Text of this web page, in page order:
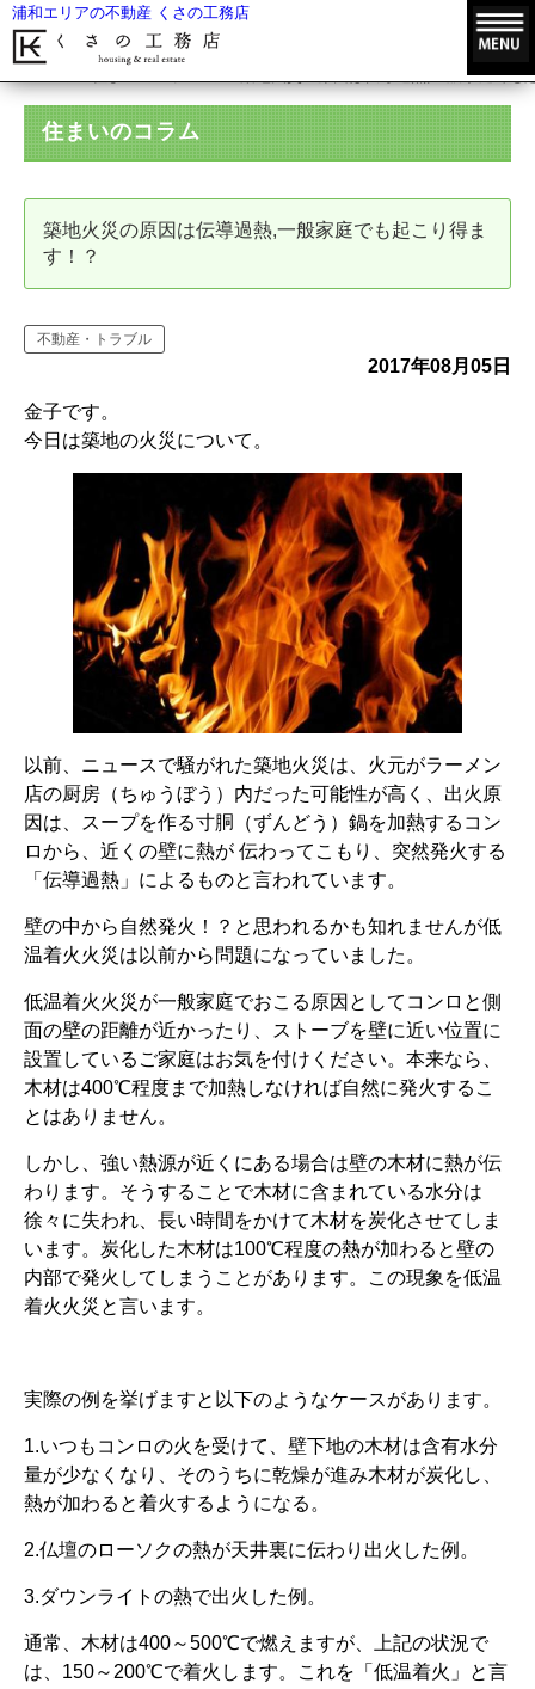
浦和エリアの不動産 くさの工務店
築地火災の原因は伝導過熱,一般家庭でも
住まいのコラム
築地火災の原因は伝導過熱,一般家庭でも起こり得ま
す！？
不動産・トラブル
2017年08月05日
金子です。
今日は築地の火災について。
以前、ニュースで騒がれた築地火災は、火元がラーメン
店の厨房（ちゅうぼう）内だった可能性が高く、出火原
因は、スープを作る寸胴（ずんどう）鍋を加熱するコン
ロから、近くの壁に熱が 伝わってこもり、突然発火する
「伝導過熱」によるものと言われています。
壁の中から自然発火！？と思われるかも知れませんが低
温着火火災は以前から問題になっていました。
低温着火火災が一般家庭でおこる原因としてコンロと側
面の壁の距離が近かったり、ストーブを壁に近い位置に
設置しているご家庭はお気を付けください。本来なら、
木材は400℃程度まで加熱しなければ自然に発火するこ
とはありません。
しかし、強い熱源が近くにある場合は壁の木材に熱が伝
わります。そうすることで木材に含まれている水分は
徐々に失われ、長い時間をかけて木材を炭化させてしま
います。炭化した木材は100℃程度の熱が加わると壁の
内部で発火してしまうことがあります。この現象を低温
着火火災と言います。
実際の例を挙げますと以下のようなケースがあります。
1.いつもコンロの火を受けて、壁下地の木材は含有水分
量が少なくなり、そのうちに乾燥が進み木材が炭化し、
熱が加わると着火するようになる。
2.仏壇のローソクの熱が天井裏に伝わり出火した例。
3.ダウンライトの熱で出火した例。
通常、木材は400～500℃で燃えますが、上記の状況で
は、150～200℃で着火します。これを「低温着火」と言